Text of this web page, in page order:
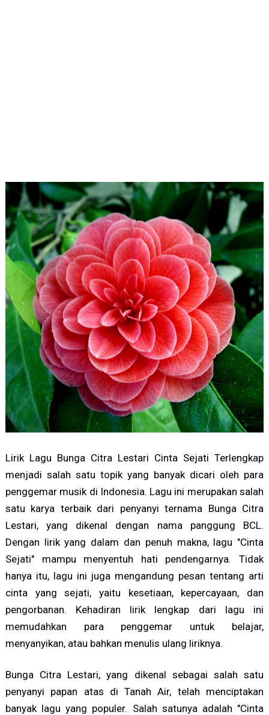
Lirik Lagu Bunga Citra Lestari Cinta Sejati Terlengkap
menjadi salah satu topik yang banyak dicari oleh para
penggemar musik di Indonesia. Lagu ini merupakan salah
satu karya terbaik dari penyanyi ternama Bunga Citra
Lestari, yang dikenal dengan nama panggung BCL.
Dengan lirik yang dalam dan penuh makna, lagu "Cinta
Sejati" mampu menyentuh hati pendengarnya. Tidak
hanya itu, lagu ini juga mengandung pesan tentang arti
cinta yang sejati, yaitu kesetiaan, kepercayaan, dan
pengorbanan. Kehadiran lirik lengkap dari lagu ini
memudahkan para penggemar untuk belajar,
menyanyikan, atau bahkan menulis ulang liriknya.
Bunga Citra Lestari, yang dikenal sebagai salah satu
penyanyi papan atas di Tanah Air, telah menciptakan
banyak lagu yang populer. Salah satunya adalah "Cinta